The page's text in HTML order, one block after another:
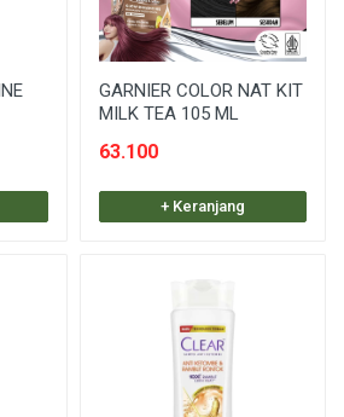
GARNIER COLOR NAT KIT
MILK TEA 105 ML
63.100
+ Keranjang